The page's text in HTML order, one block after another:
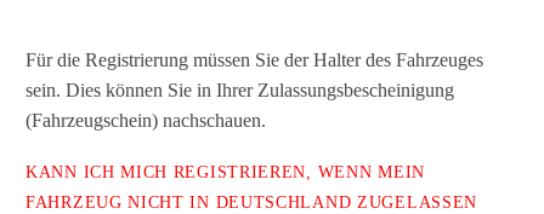
Für die Registrierung müssen Sie der Halter des Fahrzeuges
sein. Dies können Sie in Ihrer Zulassungsbescheinigung
(Fahrzeugschein) nachschauen.
KANN ICH MICH REGISTRIEREN, WENN MEIN
FAHRZEUG NICHT IN DEUTSCHLAND ZUGELASSEN